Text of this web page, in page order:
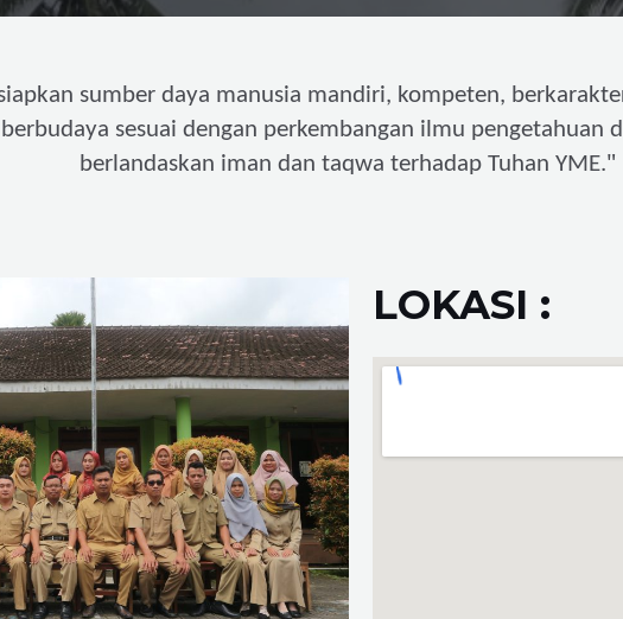
sumber daya manusia mandiri, kompeten,
sesuai dengan perkembangan ilmu pengetahuan
berlandaskan iman dan taqwa terhadap Tuhan YME."
LOKASI :